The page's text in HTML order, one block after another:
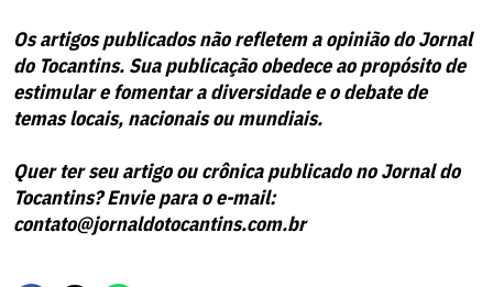
Os artigos publicados não refletem a opinião do Jornal
do Tocantins. Sua publicação obedece ao propósito de
estimular e fomentar a diversidade e o debate de
temas locais, nacionais ou mundiais.
Quer ter seu artigo ou crônica publicado no Jornal do
Tocantins? Envie para o e-mail:
contato@jornaldotocantins.com.br